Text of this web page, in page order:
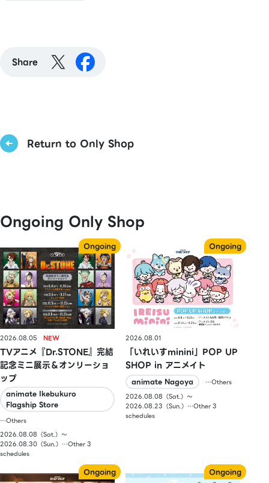
Share
Return to Only Shop
Ongoing Only Shop
2026.08.05
TVアニメ『Dr.STONE』完結
記念ミニ展示＆オンリーショ
ップ
animate Ikebukuro
Flagship Store
…Others
2026.08.08（Sat.）〜
2026.08.30（Sun.）…Other 3
schedules
2026.08.01
「いれいすminini」POP UP
SHOP in アニメイト
animate Nagoya
…Others
2026.08.08（Sat.）〜
2026.08.23（Sun.）…Other 3
schedules